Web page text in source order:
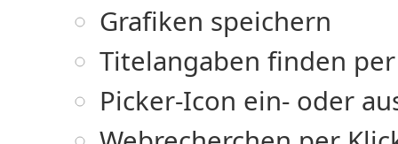
Grafiken speichern
Titelangaben finden
Picker-Icon ein- oder